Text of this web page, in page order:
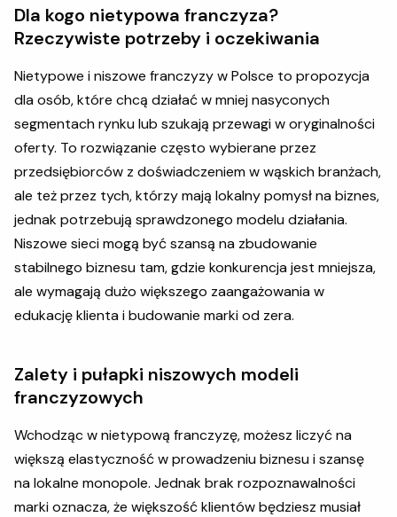
Dla kogo nietypowa franczyza?
Rzeczywiste potrzeby i oczekiwania
Nietypowe i niszowe franczyzy w Polsce to propozycja
dla osób, które chcą działać w mniej nasyconych
segmentach rynku lub szukają przewagi w oryginalności
oferty. To rozwiązanie często wybierane przez
przedsiębiorców z doświadczeniem w wąskich branżach,
ale też przez tych, którzy mają lokalny pomysł na biznes,
jednak potrzebują sprawdzonego modelu działania.
Niszowe sieci mogą być szansą na zbudowanie
stabilnego biznesu tam, gdzie konkurencja jest mniejsza,
ale wymagają dużo większego zaangażowania w
edukację klienta i budowanie marki od zera.
Zalety i pułapki niszowych modeli
franczyzowych
Wchodząc w nietypową franczyzę, możesz liczyć na
większą elastyczność w prowadzeniu biznesu i szansę
na lokalne monopole. Jednak brak rozpoznawalności
marki oznacza, że większość klientów będziesz musiał